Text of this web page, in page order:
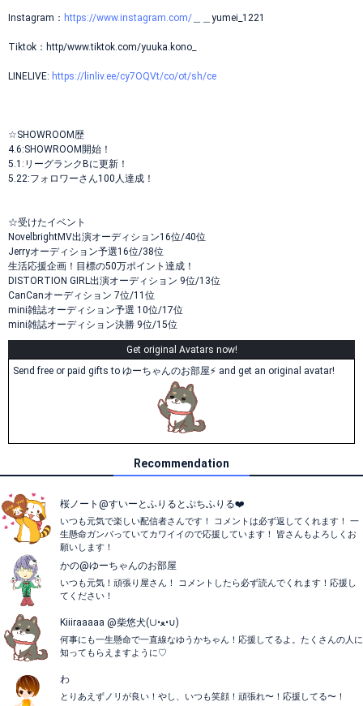
Instagram： https://www.instagram.com/ ＿＿yumei_1221
Tiktok：http/www.tiktok.com/yuuka.kono_
LINELIVE: https://linliv.ee/cy7OQVt/co/ot/sh/ce
☆SHOWROOM歴
4.6:SHOWROOM開始！
5.1:リーグランクBに更新！
5.22:フォロワーさん100人達成！
☆受けたイベント
NovelbrightMV出演オーディション16位/40位
Jerryオーディション予選16位/38位
生活応援企画！目標の50万ポイント達成！
DISTORTION GIRL出演オーディション 9位/13位
CanCanオーディション 7位/11位
mini雑誌オーディション予選 10位/17位
mini雑誌オーディション決勝 9位/15位
Get original Avatars now!
Send free or paid gifts to ゆーちゃんのお部屋⚡ and get an original avatar!
Recommendation
桜ノート@すいーとふりるとぷちふりる❤️
いつも元気で楽しい配信者さんです！ コメントは必ず返してくれます！ 一
生懸命ガンバっていてカワイイので応援しています！ 皆さんもよろしくお
願いします！
かの@ゆーちゃんのお部屋
いつも元気！頑張り屋さん！ コメントしたら必ず読んでくれます！応援し
てください！
Kiiiraaaaa @柴悠犬(∪•ﻌ•∪)
何事にも一生懸命で一直線なゆうかちゃん！応援してるよ。たくさんの人に
知ってもらえますように♡
わ
とりあえずノリが良い！やし、いつも笑顔！頑張れ〜！応援してる〜！